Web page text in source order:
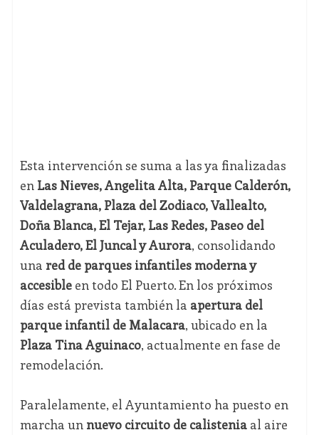
Esta intervención se suma a las ya finalizadas
en Las Nieves, Angelita Alta, Parque Calderón,
Valdelagrana, Plaza del Zodiaco, Vallealto,
Doña Blanca, El Tejar, Las Redes, Paseo del
Aculadero, El Juncal y Aurora, consolidando
una red de parques infantiles moderna y
accesibleen todo El Puerto. En los próximos
días está prevista también la apertura del
parque infantil de Malacara, ubicado en la
Plaza Tina Aguinaco, actualmente en fase de
remodelación.
Paralelamente, el Ayuntamiento ha puesto en
marcha un nuevo circuito de calisteniaal aire